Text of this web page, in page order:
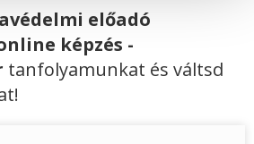
előadó
képzés -
tanfolyamunkat és váltsd